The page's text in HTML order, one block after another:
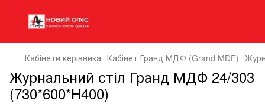
Кабінети керівника Кабінет Гранд МДФ (Grand MDF)
Журнальний стіл Гранд МДФ 24/303
(730*600*H400)